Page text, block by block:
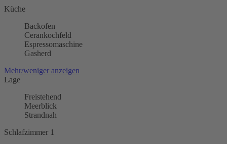
Küche
Backofen
Cerankochfeld
Espressomaschine
Gasherd
Mehr/weniger anzeigen
Lage
Freistehend
Meerblick
Strandnah
Schlafzimmer 1